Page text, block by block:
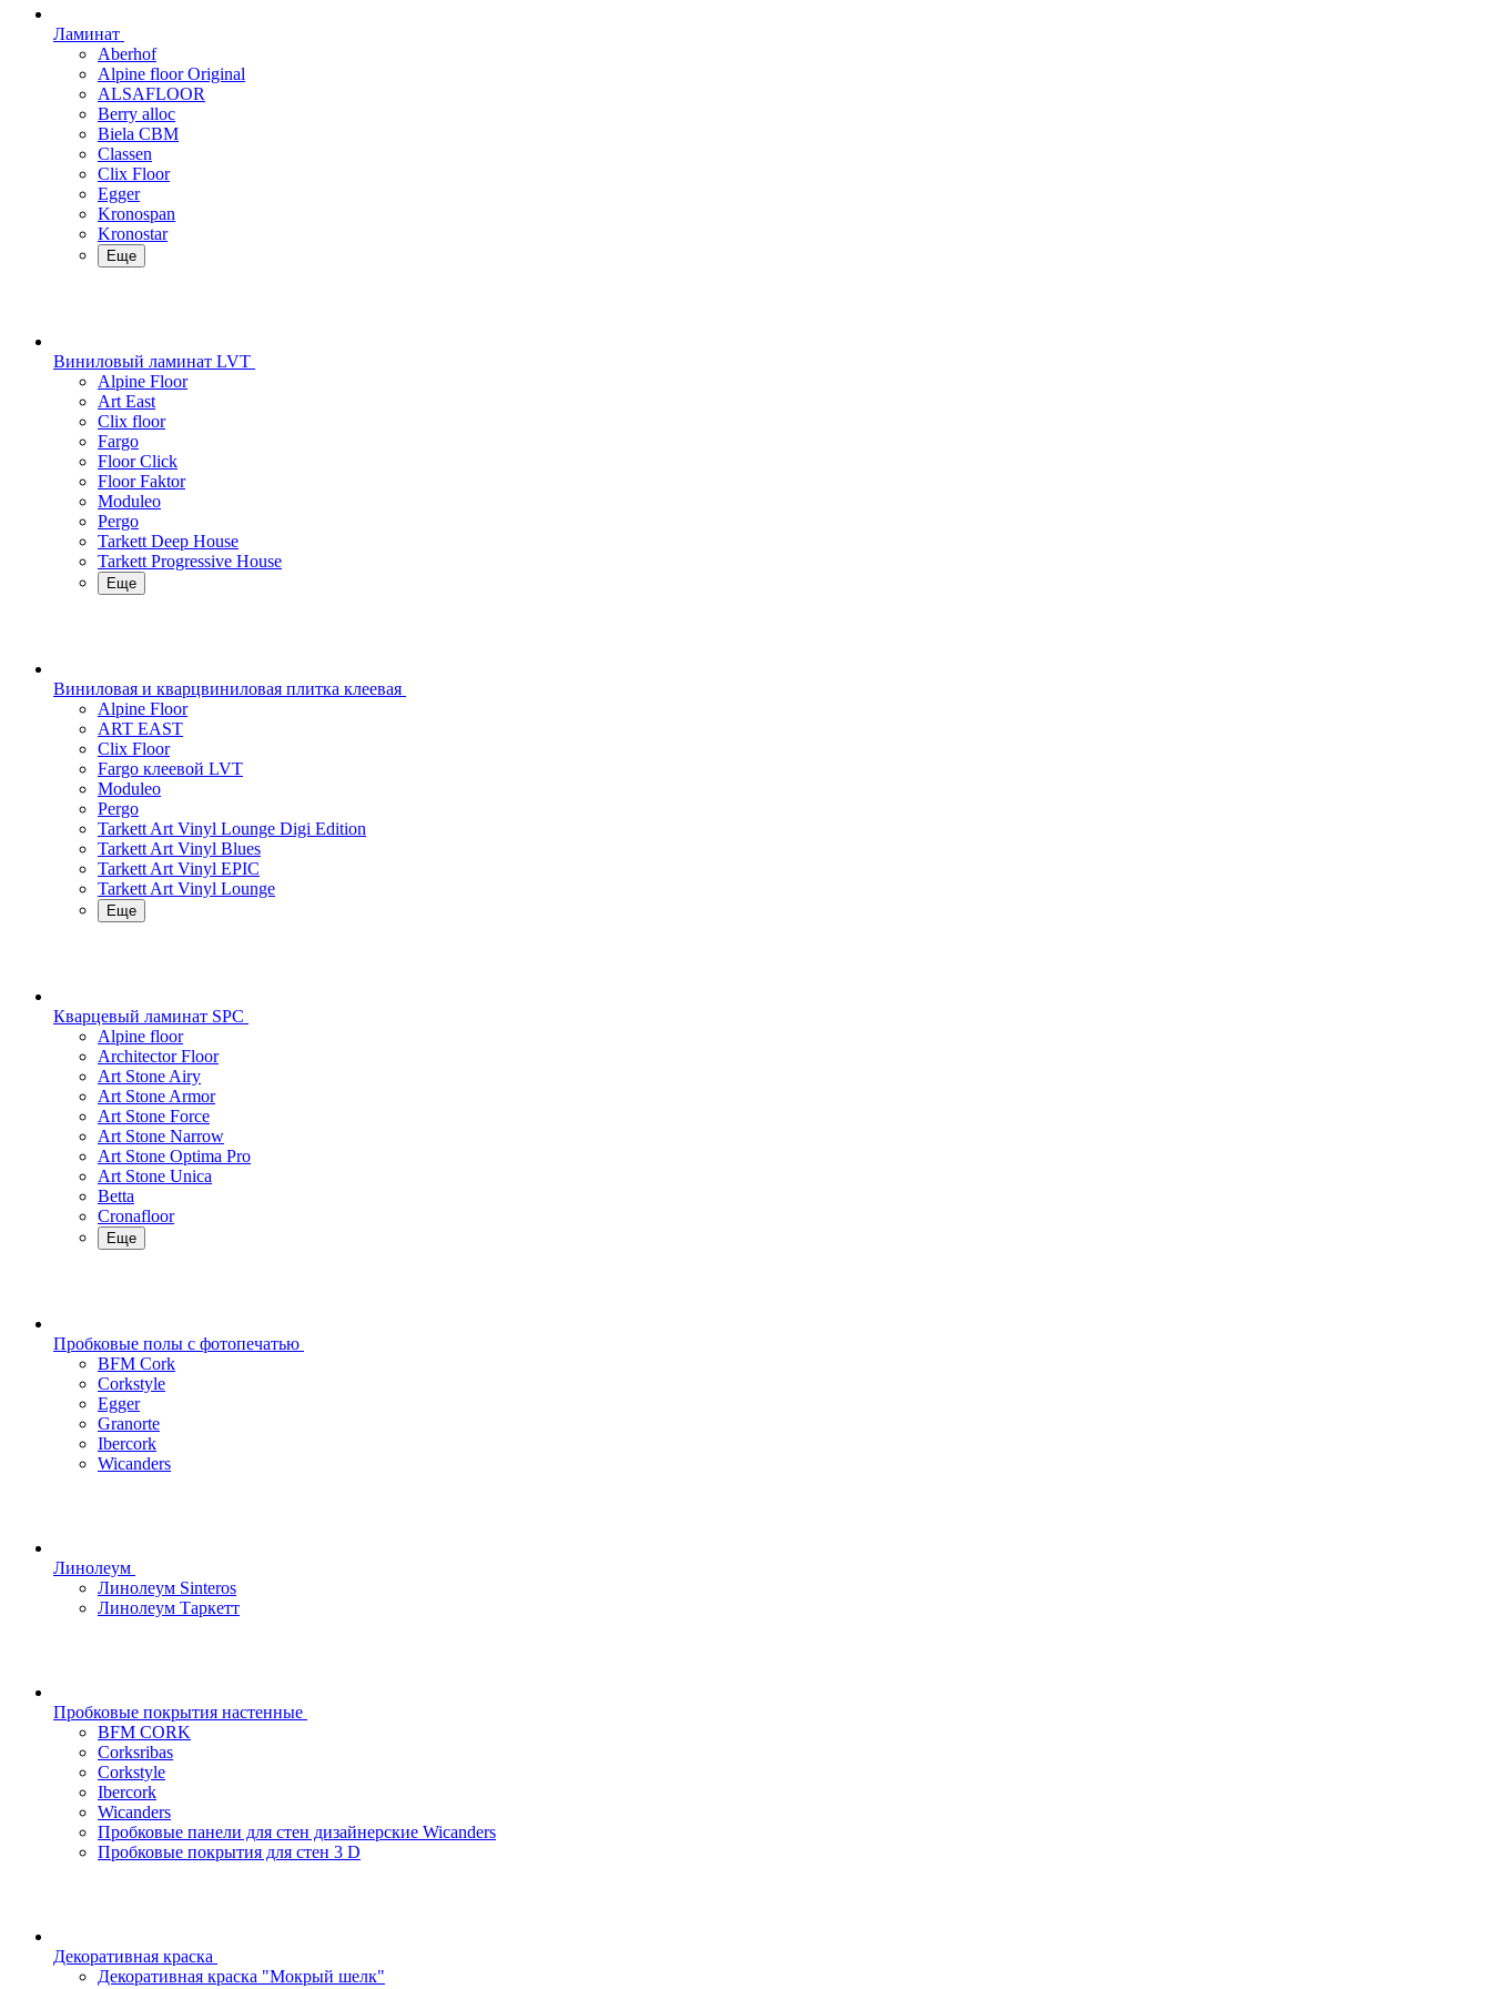
Ламинат
Aberhof
Alpine floor Original
ALSAFLOOR
Berry alloc
Biela CBM
Classen
Clix Floor
Egger
Kronospan
Kronostar
Еще
Виниловый ламинат LVT
Alpine Floor
Art East
Clix floor
Fargo
Floor Click
Floor Faktor
Moduleo
Pergo
Tarkett Deep House
Tarkett Progressive House
Еще
Виниловая и кварцвиниловая плитка клеевая
Alpine Floor
ART EAST
Clix Floor
Fargo клеевой LVT
Moduleo
Pergo
Tarkett Art Vinyl Lounge Digi Edition
Tarkett Art Vinyl Blues
Tarkett Art Vinyl EPIC
Tarkett Art Vinyl Lounge
Еще
Кварцевый ламинат SPC
Alpine floor
Architector Floor
Art Stone Airy
Art Stone Armor
Art Stone Force
Art Stone Narrow
Art Stone Optima Pro
Art Stone Unica
Betta
Cronafloor
Еще
Пробковые полы с фотопечатью
BFM Cork
Corkstyle
Egger
Granorte
Ibercork
Wicanders
Линолеум
Линолеум Sinteros
Линолеум Таркетт
Пробковые покрытия настенные
BFM CORK
Corksribas
Corkstyle
Ibercork
Wicanders
Пробковые панели для стен дизайнерские Wicanders
Пробковые покрытия для стен 3 D
Декоративная краска
Декоративная краска "Мокрый шелк"